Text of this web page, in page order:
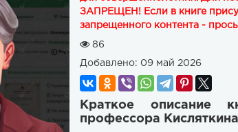
ЗАПРЕЩЕН! Если в книге
запрещенного контента -
86
Добавлено: 09 май 2026
Краткое описание
профессора